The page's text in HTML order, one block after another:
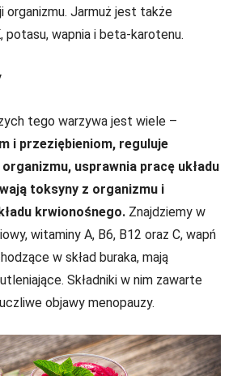
Jarmuż jest także
potasu, wapnia i beta-karotenu.
tego warzywa jest wiele –
i przeziębieniom, reguluje
usprawnia pracę układu
toksyny z organizmu i
krwionośnego. Znajdziemy w
witaminy A, B6, B12 oraz C, wapń
w skład buraka, mają
Składniki w nim zawarte
objawy menopauzy.